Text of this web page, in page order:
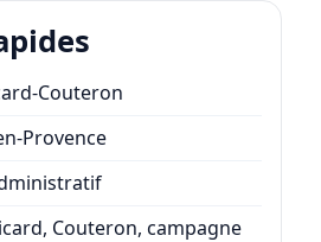
Couteron
Provence
Couteron, campagne